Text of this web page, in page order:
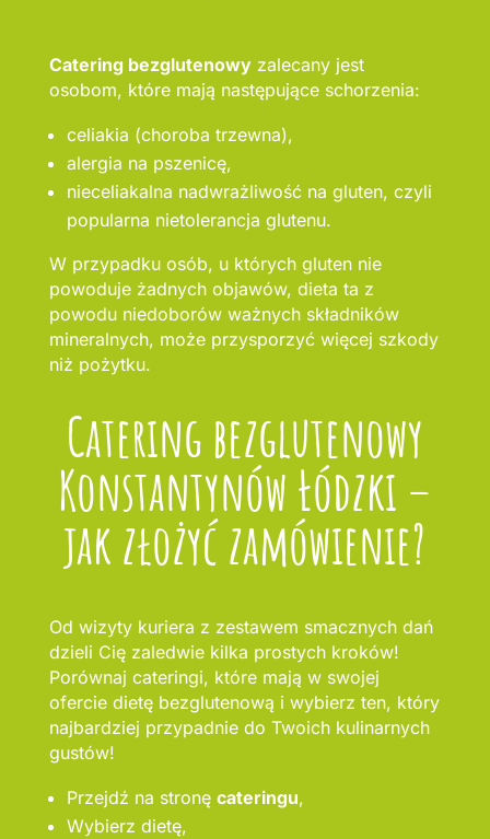
Catering bezglutenowyzalecany jest
osobom, które mają następujące schorzenia:
celiakia (choroba trzewna),
alergia na pszenicę,
nieceliakalna nadwrażliwość na gluten, czyli
popularna nietolerancja glutenu.
W przypadku osób, u których gluten nie
powoduje żadnych objawów, dieta ta z
powodu niedoborów ważnych składników
mineralnych, może przysporzyć więcej szkody
niż pożytku.
Catering bezglutenowy
Konstantynów Łódzki –
jak złożyć zamówienie?
Od wizyty kuriera z zestawem smacznych dań
dzieli Cię zaledwie kilka prostych kroków!
Porównaj cateringi, które mają w swojej
ofercie dietę bezglutenową i wybierz ten, który
najbardziej przypadnie do Twoich kulinarnych
gustów!
Przejdź na stronę cateringu,
Wybierz dietę,